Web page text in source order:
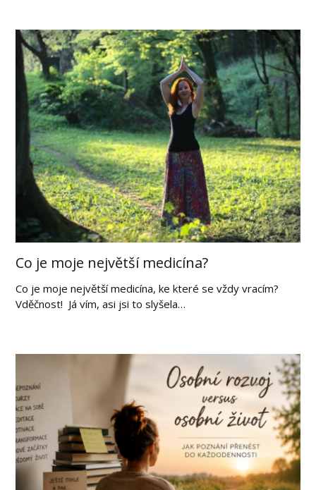
Co je moje největší medicína?
Co je moje největší medicína, ke které se vždy vracím?
Vděčnost! Já vím, asi jsi to slyšela…